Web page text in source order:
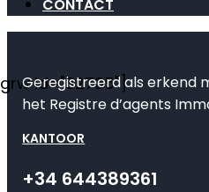
CONTACT
id="82735"]
Geregistreerd als erkend
het Registre d’agents
KANTOOR
+34 644389361